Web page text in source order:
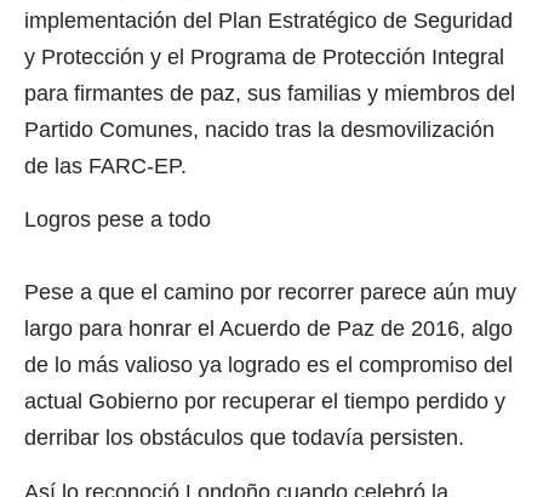
implementación del Plan Estratégico de Seguridad
y Protección y el Programa de Protección Integral
para firmantes de paz, sus familias y miembros del
Partido Comunes, nacido tras la desmovilización
de las FARC-EP.
Logros pese a todo
Pese a que el camino por recorrer parece aún muy
largo para honrar el Acuerdo de Paz de 2016, algo
de lo más valioso ya logrado es el compromiso del
actual Gobierno por recuperar el tiempo perdido y
derribar los obstáculos que todavía persisten.
Así lo reconoció Londoño cuando celebró la